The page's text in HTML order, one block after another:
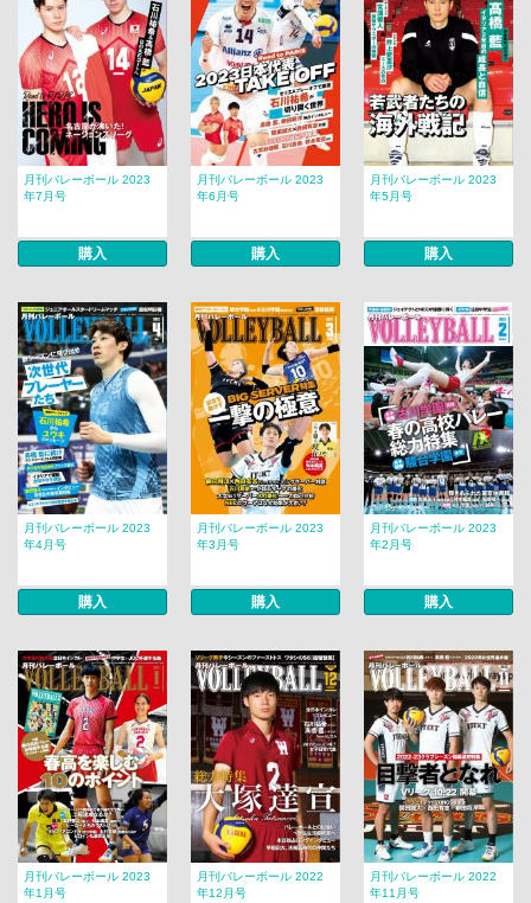
月刊バレーボール 2023
年7月号
購入
月刊バレーボール 2023
年6月号
購入
月刊バレーボール 2023
年5月号
購入
月刊バレーボール 2023
年4月号
購入
月刊バレーボール 2023
年3月号
購入
月刊バレーボール 2023
年2月号
購入
月刊バレーボール 2023
年1月号
月刊バレーボール 2022
年12月号
月刊バレーボール 2022
年11月号